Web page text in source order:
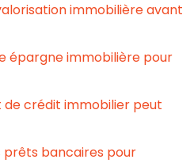
immobilière avant
épargne immobilière pour
de crédit immobilier peut
bancaires pour